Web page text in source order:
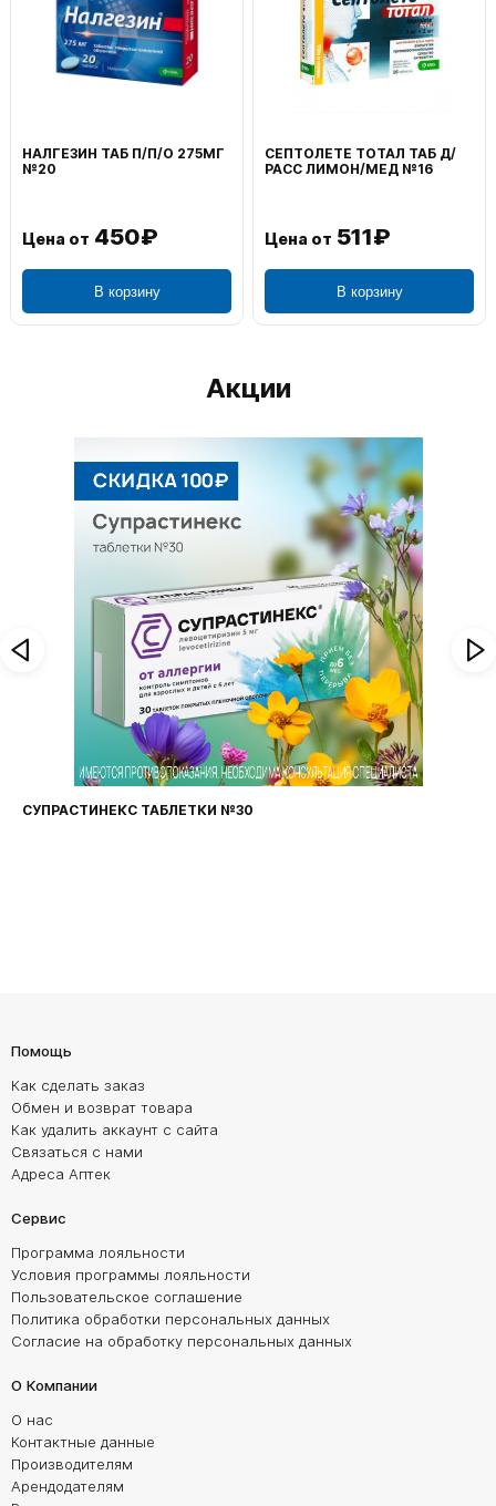
НАЛГЕЗИН ТАБ П/П/О 275МГ
№20
Цена от 450₽
В корзину
СЕПТОЛЕТЕ ТОТАЛ ТАБ Д/
РАСС ЛИМОН/МЕД №16
Цена от 511₽
В корзину
Акции
СУПРАСТИНЕКС ТАБЛЕТКИ №30
Помощь
Как сделать заказ
Обмен и возврат товара
Как удалить аккаунт с сайта
Связаться с нами
Адреса Аптек
Сервис
Программа лояльности
Условия программы лояльности
Пользовательское соглашение
Политика обработки персональных данных
Согласие на обработку персональных данных
О Компании
О нас
Контактные данные
Производителям
Арендодателям